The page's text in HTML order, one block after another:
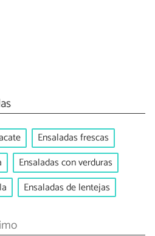
Ensaladas frescas
Ensaladas con verduras
Ensaladas de lentejas